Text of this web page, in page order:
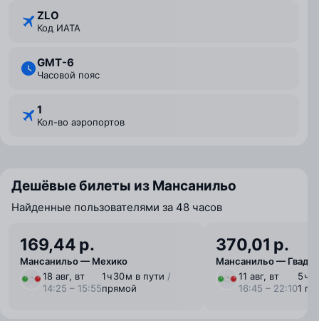
ZLO
Код ИАТА
GMT-6
Часовой пояс
1
Кол-во аэропортов
Дешёвые билеты из Мансанильо
Найденные пользователями за 48 часов
169,44 р.
Мансанильо — Мехико
18 авг, вт
14:25 – 15:55
1 ⁠ч 30 ⁠м в пути /
прямой
370,01 р.
Мансанильо —
11 авг, вт
16:45 – 22:10
5 ⁠ч
1